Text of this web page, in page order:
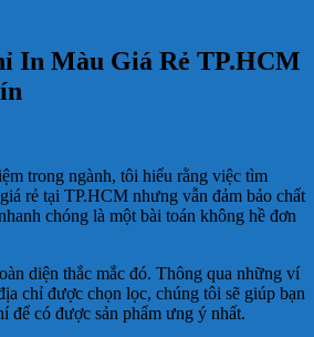
In Màu Giá Rẻ TP.HCM
trong ngành, tôi hiểu rằng việc tìm
rẻ tại TP.HCM nhưng vẫn đảm bảo chất
chóng là một bài toán không hề đơn
diện thắc mắc đó. Thông qua những ví
chỉ được chọn lọc, chúng tôi sẽ giúp bạn
để có được sản phẩm ưng ý nhất.